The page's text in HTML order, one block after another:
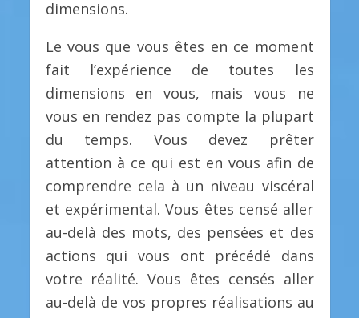
dimensions.
Le vous que vous êtes en ce moment
fait l’expérience de toutes les
dimensions en vous, mais vous ne
vous en rendez pas compte la plupart
du temps. Vous devez prêter
attention à ce qui est en vous afin de
comprendre cela à un niveau viscéral
et expérimental. Vous êtes censé aller
au-delà des mots, des pensées et des
actions qui vous ont précédé dans
votre réalité. Vous êtes censés aller
au-delà de vos propres réalisations au